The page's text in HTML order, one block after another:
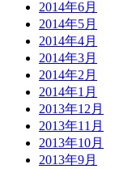
2014年6月
2014年5月
2014年4月
2014年3月
2014年2月
2014年1月
2013年12月
2013年11月
2013年10月
2013年9月